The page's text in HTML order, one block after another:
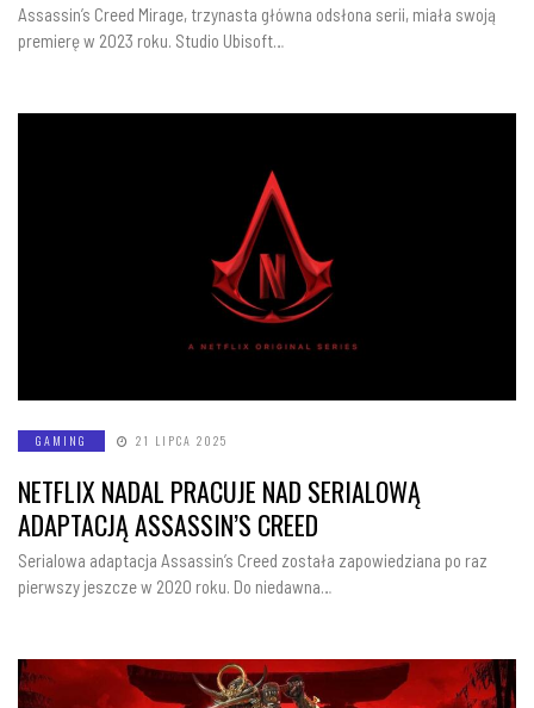
Assassin’s Creed Mirage, trzynasta główna odsłona serii, miała swoją
premierę w 2023 roku. Studio Ubisoft…
GAMING 21 LIPCA 2025
NETFLIX NADAL PRACUJE NAD SERIALOWĄ
ADAPTACJĄ ASSASSIN’S CREED
Serialowa adaptacja Assassin’s Creed została zapowiedziana po raz
pierwszy jeszcze w 2020 roku. Do niedawna…